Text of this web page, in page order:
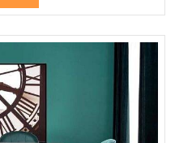
din
Full